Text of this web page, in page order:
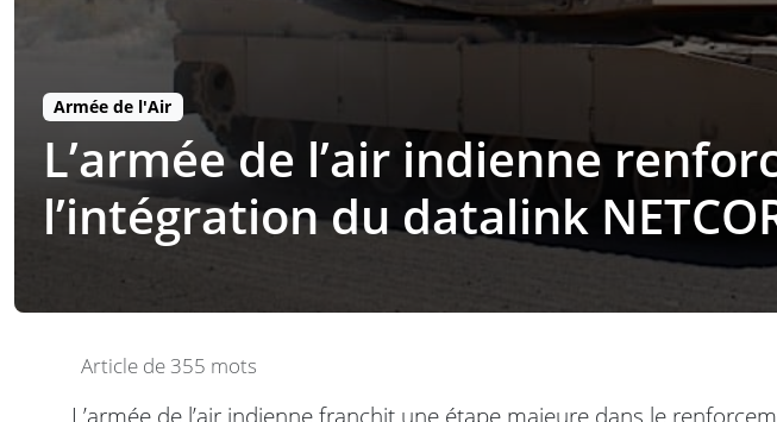
Armée de l'Air
L’armée de l’air indienne
l’intégration du datalink
Article de 355 mots